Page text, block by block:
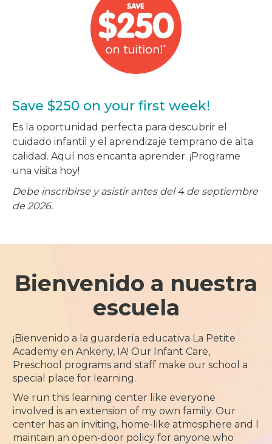
Save $250 on your first week!
Es la oportunidad perfecta para descubrir el
cuidado infantil y el aprendizaje temprano de alta
calidad. Aquí nos encanta aprender. ¡Programe
una visita hoy!
Debe inscribirse y asistir antes del 4 de septiembre
de 2026.
Bienvenido a nuestra
escuela
¡Bienvenido a la guardería educativa La Petite
Academy en Ankeny, IA! Our Infant Care,
Preschool programs and staff make our school a
special place for learning.
We run this learning center like everyone
involved is an extension of my own family. Our
center has an inviting, home-like atmosphere and I
maintain an open-door policy for anyone who